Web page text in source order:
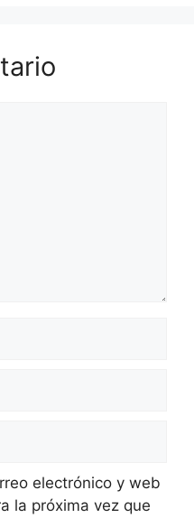
electrónico y web
la próxima vez que